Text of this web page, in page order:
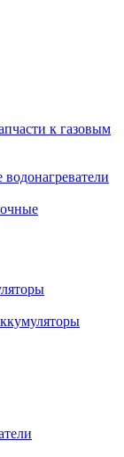
к газовым